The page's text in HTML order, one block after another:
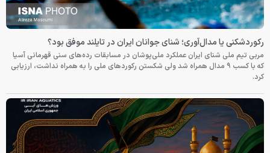
رکوردشکنی یا مدال‌آوری؛ شنای جوانان ایران در تایلند موفق بود؟
مربی تیم ملی شنای ایران عملکرد ملی‌پوشان در مسابقات رده‌های سنی قهرمانی آسیا
که با کسب ۹ مدال همراه شد ولی شکستن رکوردهای ملی را به همراه نداشت، ارزیابی
کرد.